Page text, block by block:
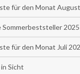
für den Monat
2025
für den Monat Juli
Sicht